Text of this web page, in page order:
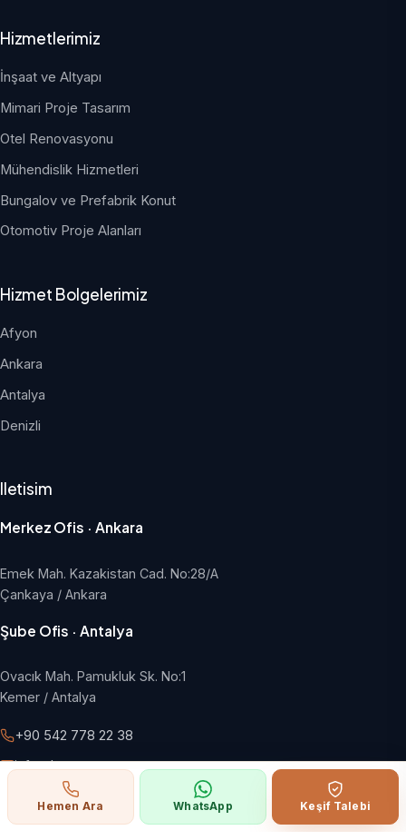
Hizmetlerimiz
İnşaat ve Altyapı
Mimari Proje Tasarım
Otel Renovasyonu
Mühendislik Hizmetleri
Bungalov ve Prefabrik Konut
Otomotiv Proje Alanları
Hizmet Bolgelerimiz
Afyon
Ankara
Antalya
Denizli
Iletisim
Merkez Ofis · Ankara
Emek Mah. Kazakistan Cad. No:28/A
Çankaya / Ankara
Şube Ofis · Antalya
Ovacık Mah. Pamukluk Sk. No:1
Kemer / Antalya
+90 542 778 22 38
info@hangargroup.com.tr
Pazartesi - Cuma, 09:00 - 18:00
Hemen Ara WhatsApp Keşif Talebi